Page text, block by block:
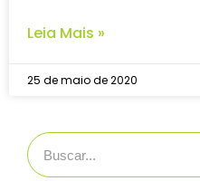
Leia Mais »
25 de maio de 2020